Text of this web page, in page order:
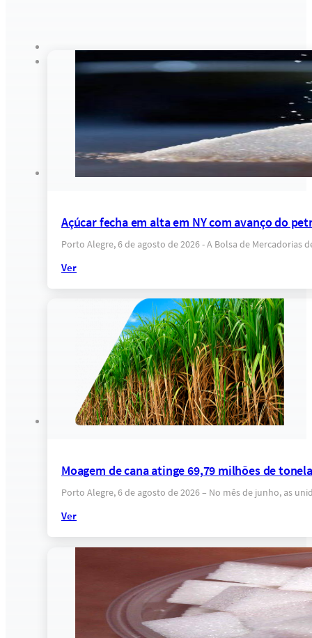
Açúcar fecha em alta em NY com avanço do
Porto Alegre, 6 de agosto de 2026 - A Bolsa de Mercadorias
Ver
Moagem de cana atinge 69,79 milhões de
Porto Alegre, 6 de agosto de 2026 – No mês de junho, as
Ver